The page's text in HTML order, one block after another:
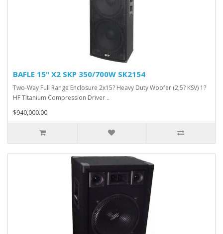
BAFLE 15" X2 SKP 350/700W SK2154
Two-Way Full Range Enclosure 2x15? Heavy Duty Woofer (2,5? KSV) 1?
HF Titanium Compression Driver ..
$940,000.00